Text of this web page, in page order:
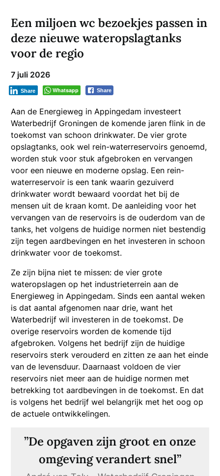
Een miljoen wc bezoekjes passen in
deze nieuwe wateropslagtanks
voor de regio
7 juli 2026
Whatsapp Share
Share
Aan de Energieweg in Appingedam investeert
Waterbedrijf Groningen de komende jaren flink in de
toekomst van schoon drinkwater. De vier grote
opslagtanks, ook wel rein-waterreservoirs genoemd,
worden stuk voor stuk afgebroken en vervangen
voor een nieuwe en moderne opslag. Een rein-
waterreservoir is een tank waarin gezuiverd
drinkwater wordt bewaard voordat het bij de
mensen uit de kraan komt. De aanleiding voor het
vervangen van de reservoirs is de ouderdom van de
tanks, het volgens de huidige normen niet bestendig
zijn tegen aardbevingen en het investeren in schoon
drinkwater voor de toekomst.
Ze zijn bijna niet te missen: de vier grote
wateropslagen op het industrieterrein aan de
Energieweg in Appingedam. Sinds een aantal weken
is dat aantal afgenomen naar drie, want het
Waterbedrijf wil investeren in de toekomst. De
overige reservoirs worden de komende tijd
afgebroken. Volgens het bedrijf zijn de huidige
reservoirs sterk verouderd en zitten ze aan het einde
van de levensduur. Daarnaast voldoen de vier
reservoirs niet meer aan de huidige normen met
betrekking tot aardbevingen in de toekomst. En dat
is volgens het bedrijf wel belangrijk met het oog op
de actuele ontwikkelingen.
”De opgaven zijn groot en onze
omgeving verandert snel”